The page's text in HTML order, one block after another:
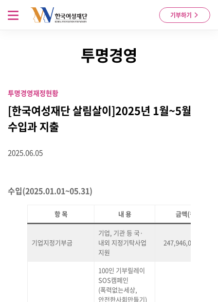
Skip to content
기부하기
메뉴 열기
투명경영
투명경영재정현황
[한국여성재단 살림살이]2025년 1월~5월
수입과 지출
2025.06.05
수입(2025.01.01~05.31)
항 목 내 용 금액(원)
기업지정기부금
기업, 기관 등 국·
내외 지정기탁사업
지원
247,946,072
100인 기부릴레이
SOS캠페인
(폭력없는세상,
안전한사회만들기)